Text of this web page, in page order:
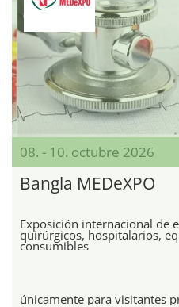
08. - 10. octubre 2026
Bangla MEDeXPO
Exposición internacional de
quirúrgicos, hospitalarios,
consumibles
únicamente para visitantes